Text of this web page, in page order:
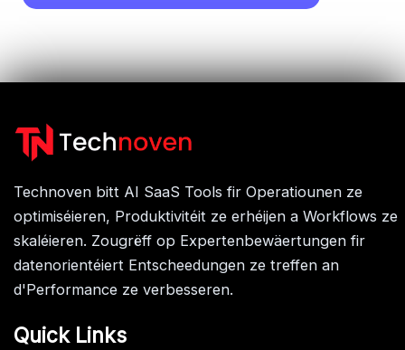
Technoven bitt AI SaaS Tools fir Operatiounen ze
optimiséieren, Produktivitéit ze erhéijen a Workflows ze
skaléieren. Zougrëff op Expertenbewäertungen fir
datenorientéiert Entscheedungen ze treffen an
d'Performance ze verbesseren.
Quick Links